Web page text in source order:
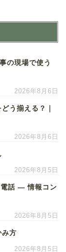
の現場で使う
2026年8月6日
う揃える？｜
2026年8月6日
2026年8月5日
電話 ― 情報コン
2026年8月5日
方
2026年8月5日